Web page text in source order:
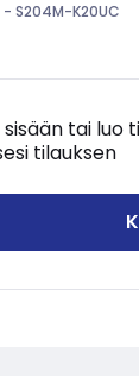
S204M-K20UC
sisään tai luo
tilauksen